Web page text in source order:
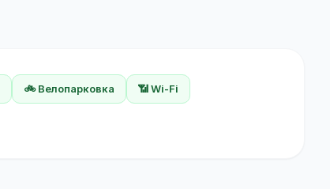
🚲 Велопарковка 📶 Wi-Fi